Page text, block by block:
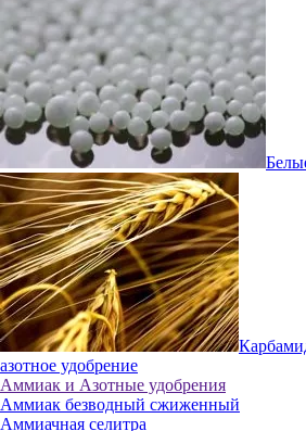
азотное удобрение
Аммиак и Азотные удобрения
Аммиак безводный сжиженный
Аммиачная селитра